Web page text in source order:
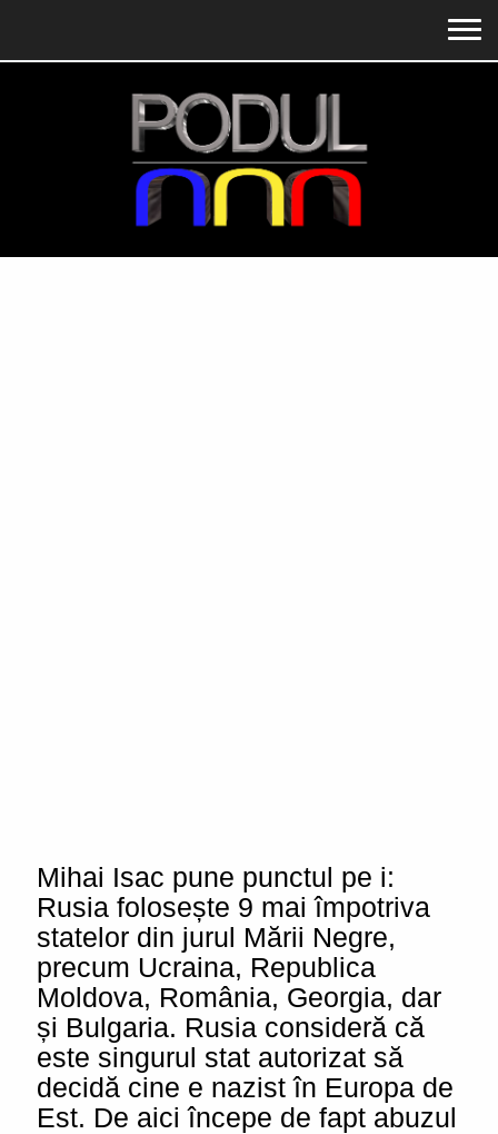
Mihai Isac pune punctul pe i:
Rusia folosește 9 mai împotriva
statelor din jurul Mării Negre,
precum Ucraina, Republica
Moldova, România, Georgia, dar
și Bulgaria. Rusia consideră că
este singurul stat autorizat să
decidă cine e nazist în Europa de
Est. De aici începe de fapt abuzul